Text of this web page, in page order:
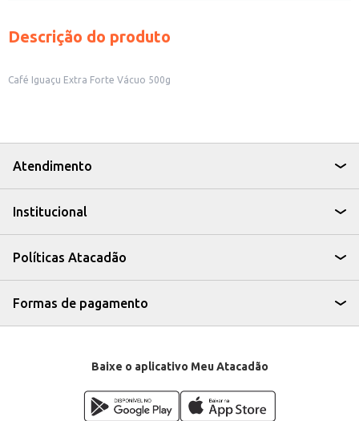
Descrição do produto
Café Iguaçu Extra Forte Vácuo 500g
Atendimento
Institucional
Políticas Atacadão
Formas de pagamento
Baixe o aplicativo Meu Atacadão